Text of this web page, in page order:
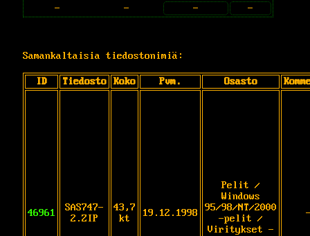
-
- - -
Samankaltaisia tiedostonimiä:
ID Tiedosto Koko Pvm. Osasto
46961
SAS747-
2.ZIP
43,7
kt
19.12.1998
Pelit /
Windows
95/98/NT/2000
-pelit /
Viritykset -